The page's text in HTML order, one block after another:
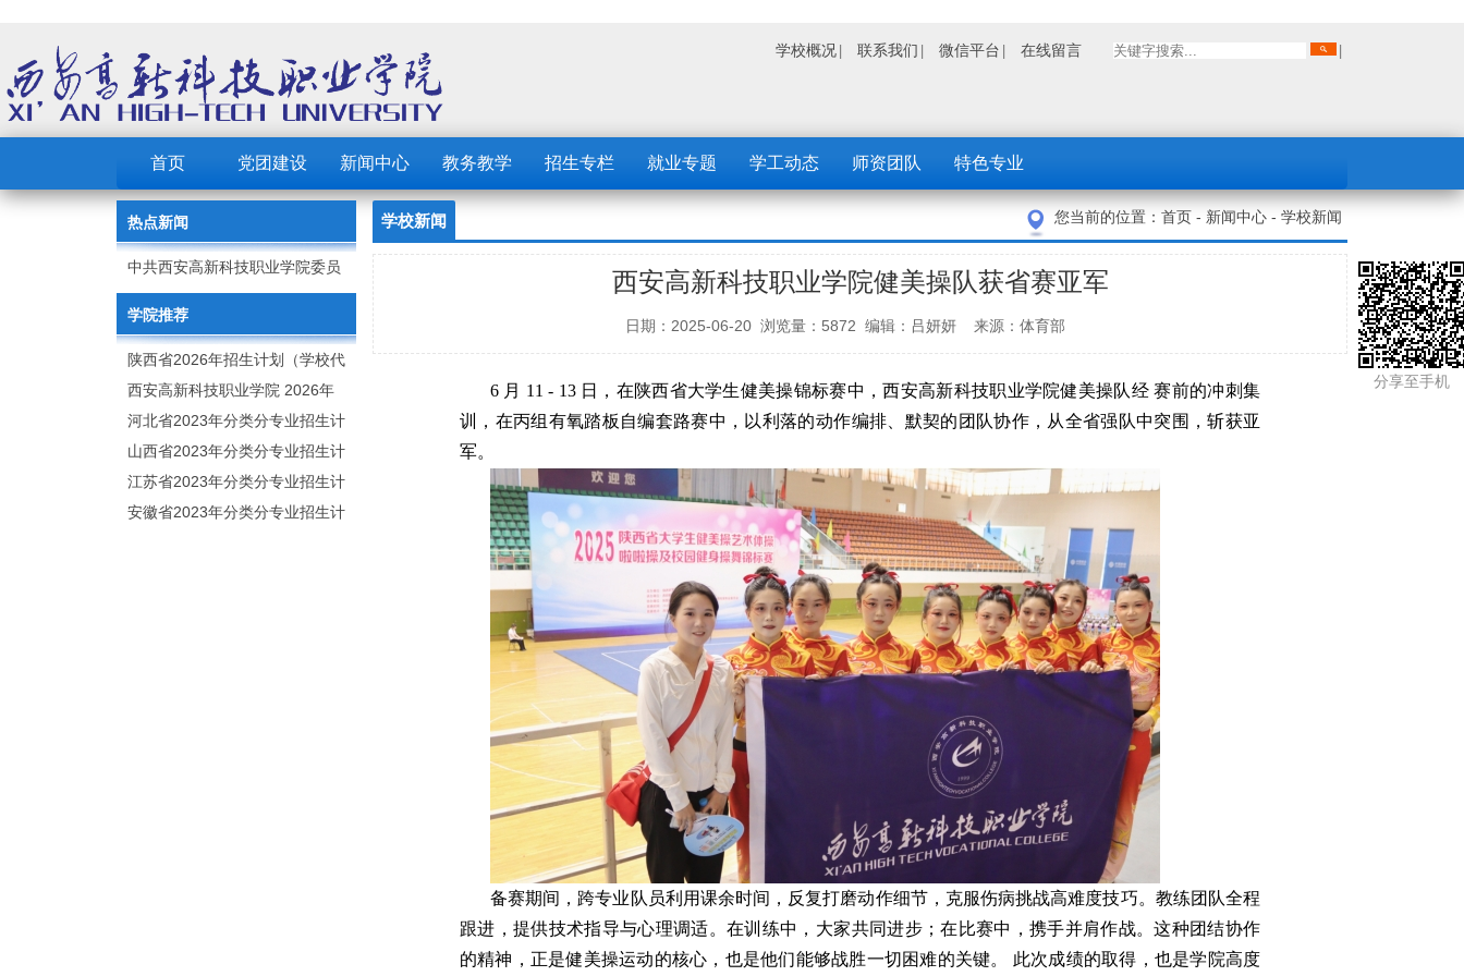
学校概况 联系我们 微信平台 在线留言
首页 党团建设 新闻中心 教务教学 招生专栏 就业专题 学工动态 师资团队 特色专业
热点新闻
中共西安高新科技职业学院委员
会 2023年党建工作要点
学院推荐
陕西省2026年招生计划（学校代
码：8103）
西安高新科技职业学院 2026年
招生章程
河北省2023年分类分专业招生计
划（院校代号：1889）
山西省2023年分类分专业招生计
划（院校代号：5560）
江苏省2023年分类分专业招生计
划（院校代号：8931）
安徽省2023年分类分专业招生计
学校新闻 您当前的位置： 首页 - 新闻中心 - 学校新闻
分享至手机
西安高新科技职业学院健美操队获省赛亚军
日期：2025-06-20 浏览量：5872 编辑：吕妍妍 来源：体育部
6 月 11 - 13 日，在陕西省大学生健美操锦标赛中，西安高新科技职业学院健美操队经 赛前的冲刺集
训，在丙组有氧踏板自编套路赛中，以利落的动作编排、默契的团队协作，从全省强队中突围，斩获亚
军。
备赛期间，跨专业队员利用课余时间，反复打磨动作细节，克服伤病挑战高难度技巧。教练团队全程
跟进，提供技术指导与心理调适。在训练中，大家共同进步；在比赛中，携手并肩作战。这种团结协作
的精神，正是健美操运动的核心，也是他们能够战胜一切困难的关键。 此次成绩的取得，也是学院高度